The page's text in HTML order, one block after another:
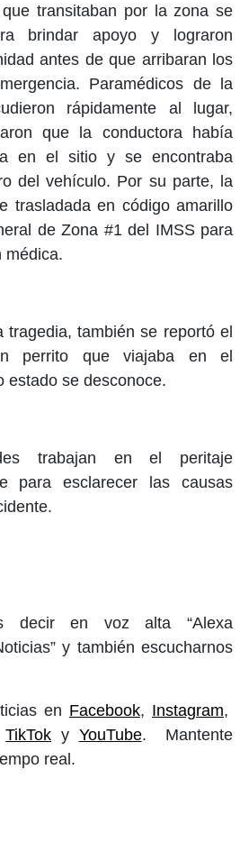
que transitaban por la zona se
brindar apoyo y lograron
antes de que arribaran los
Paramédicos de la
rápidamente al lugar,
que la conductora había
en el sitio y se encontraba
del vehículo. Por su parte, la
trasladada en código amarillo
de Zona #1 del IMSS para
médica.
tragedia, también se reportó el
perrito que viajaba en el
estado se desconoce.
trabajan en el peritaje
para esclarecer las causas
decir en voz alta “Alexa
y también escucharnos
en Facebook, Instagram,
TikTok y YouTube. Mantente
real.